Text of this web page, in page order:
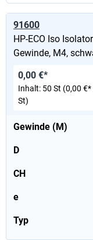
91600
HP-ECO Iso
Gewinde, M4,
Gewinde (M)
D
CH
e
Typ
0,00 €*
Inhalt: 50 St (0,00 €*
St)